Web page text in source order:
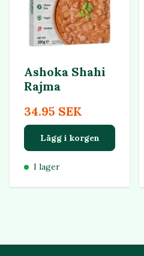
Ashoka Shahi
Rajma
34.95 SEK
Lägg i korgen
I lager